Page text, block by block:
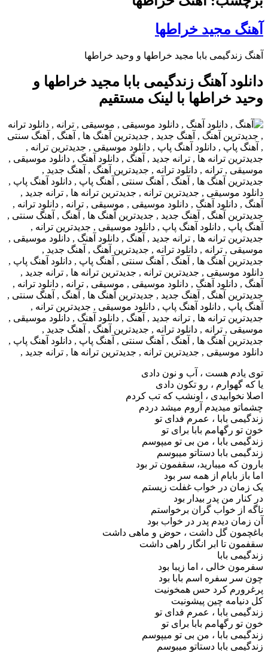
آهنگ مجید خراطها
آهنگ زندگیمی بابا مجید خراطها و وحید خراطها
دانلود آهنگ زندگیمی بابا مجید خراطها و
وحید خراطها با لینک مستقیم
توی یادم هست ، آب و نون دادی
یا که گهوارم ، رو تکون دادی
اصلا نخوابیدی ، اونشب که تب کردم
چشماتو میدیدم آروم میشد دردم
زندگیمی بابا ، عمرم فدای تو
خون تو رگهامم بابا برای تو
زندگیمی بابا ، من بی تو میپوسم
زندگیمی بابا دستاتو میبوسم
بارون که میبارید، سقفمون تر بود
اما باز بابام از همه سر بود
یک زمان در خواب غفلت زیستم
در کنار من پدر بیدار بود
ناگه از خواب گران برخواستم
آن زمان دیدم پدر در خواب بود
باغچمون گل داشت ، حوض و ماهی داشت
سقفمون تا ابر انگار راهی داشت
زندگیمی بابا
سفرمون خالی ، اما زیبا بود
چون سر سفره اسم بابا بود
پرغرورم کرد حس همخونیت
کل دنیامه چین پیشونیت
زندگیمی بابا ، عمرم فدای تو
خون تو رگهامم بابا برای تو
زندگیمی بابا ، من بی تو میپوسم
زندگیمی بابا دستاتو میبوسم